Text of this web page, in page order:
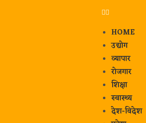
HOME
उद्योग
व्यापार
रोजगार
शिक्षा
स्वास्थ्य
देश-विदेश